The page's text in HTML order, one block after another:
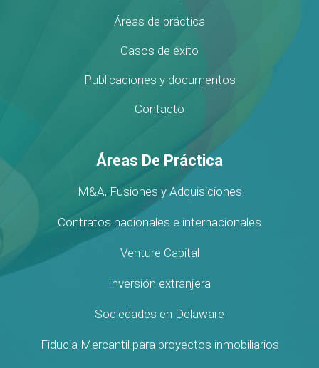
Áreas de práctica
Casos de éxito
Publicaciones y documentos
Contacto
Áreas De Práctica
M&A, Fusiones y Adquisiciones
Contratos nacionales e internacionales
Venture Capital
Inversión extranjera
Sociedades en Delaware
Fiducia Mercantil para proyectos inmobiliarios